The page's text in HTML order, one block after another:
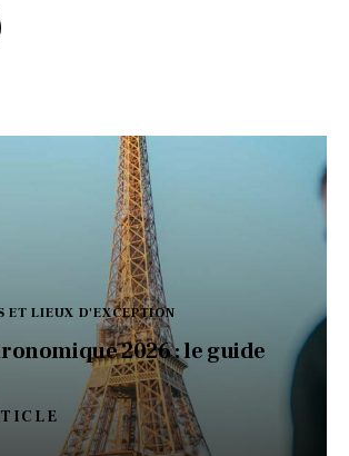
ET LIEUX D'EXCEPTION
2026 : le guide